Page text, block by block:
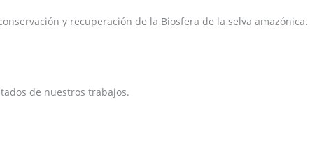
y recuperación de la Biosfera de la selva amazónica.
de nuestros trabajos.